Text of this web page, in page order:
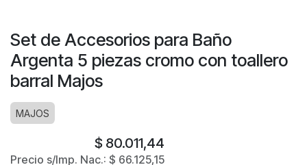
Set de Accesorios para Baño
Argenta 5 piezas cromo con toallero
barral Majos
MAJOS
$ 80.011,44
Precio s/Imp. Nac.: $ 66.125,15